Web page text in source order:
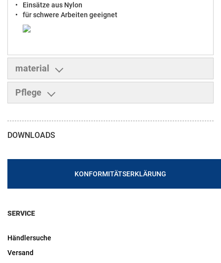
Einsätze aus Nylon
für schwere Arbeiten geeignet
material
Pflege
DOWNLOADS
KONFORMITÄTSERKLÄRUNG
SERVICE
Händlersuche
Versand